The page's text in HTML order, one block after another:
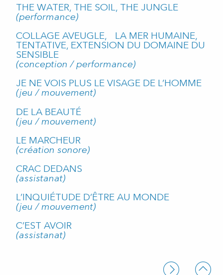
THE WATER, THE SOIL, THE JUNGLE
(performance)
COLLAGE AVEUGLE, LA MER HUMAINE,
TENTATIVE, EXTENSION DU DOMAINE DU
SENSIBLE
(conception / performance)
JE NE VOIS PLUS LE VISAGE DE L’HOMME
(jeu / mouvement)
DE LA BEAUTÉ
(jeu / mouvement)
LE MARCHEUR
(création sonore)
CRAC DEDANS
(assistanat)
L’INQUIÉTUDE D’ÊTRE AU MONDE
(jeu / mouvement)
C’EST AVOIR
(assistanat)